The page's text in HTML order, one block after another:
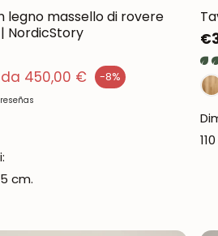
legno massello di rovere
NordicStory
450,00 € -8%
cm.